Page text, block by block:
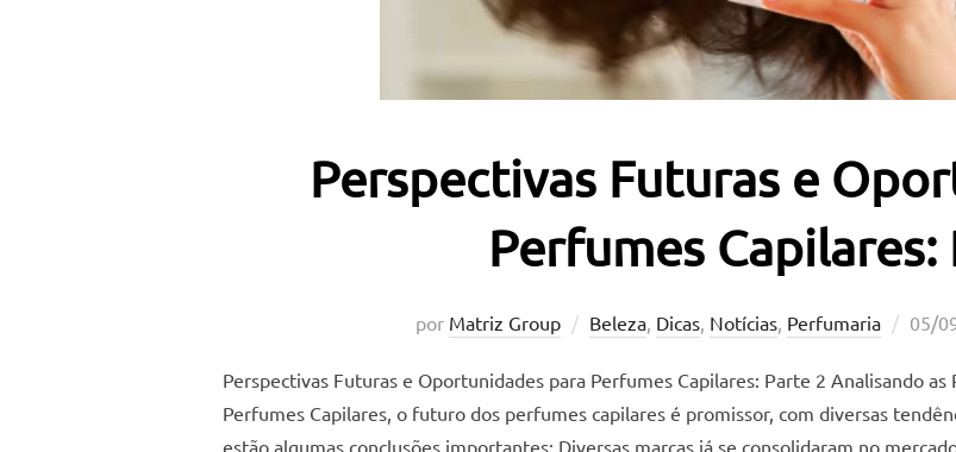
Perspectivas Futuras e
Perfumes Capilares:
por Matriz Group Beleza, Dicas, Notícias, Perfumaria 05/
Perspectivas Futuras e Oportunidades para Perfumes Capilares: Parte 2 Analisando
Perfumes Capilares, o futuro dos perfumes capilares é promissor, com diversas
estão algumas conclusões importantes: Diversas marcas já se consolidaram no